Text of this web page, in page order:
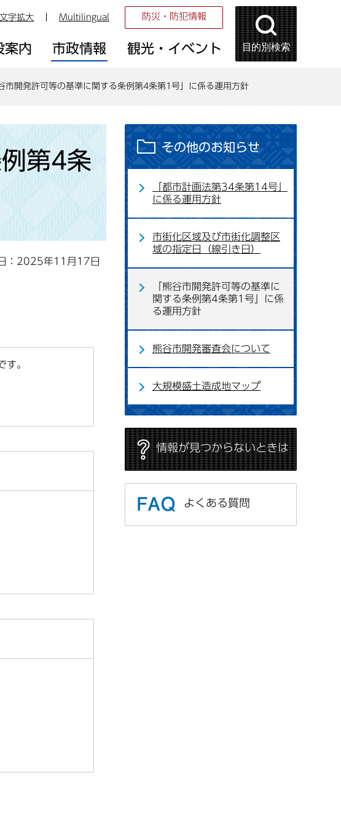
字拡大 Multilingual 防災・防犯情報
案内 市政情報 観光・イベント 目的別検索
市開発許可等の基準に関する条例第4条第1号」に係る運用方針
第4条
：2025年11月17日
。
その他のお知らせ
「都市計画法第34条第14号」
に係る運用方針
市街化区域及び市街化調整区
域の指定日（線引き日）
「熊谷市開発許可等の基準に
関する条例第4条第1号」に係
る運用方針
熊谷市開発審査会について
大規模盛土造成地マップ
情報が見つからないときは
よくある質問